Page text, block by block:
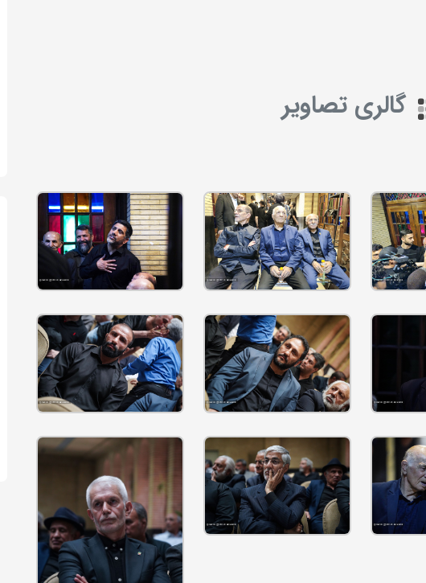
گالری تصاویر